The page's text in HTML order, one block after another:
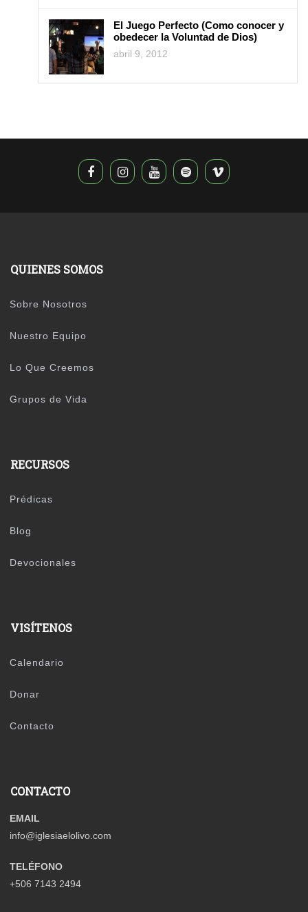
El Juego Perfecto (Como conocer y
obedecer la Voluntad de Dios)
abril 9, 2012
QUIENES SOMOS
Sobre Nosotros
Nuestro Equipo
Lo Que Creemos
Grupos de Vida
RECURSOS
Prédicas
Blog
Devocionales
VISÍTENOS
Calendario
Donar
Contacto
CONTACTO
EMAIL
info@iglesiaelolivo.com
TELÉFONO
+506 7143 2494